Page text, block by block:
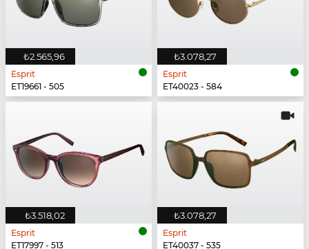
₺2.565,96
Esprit
ET19661 - 505
₺3.078,27
Esprit
ET40023 - 584
₺3.518,02
Esprit
ET17997 - 513
₺3.078,27
Esprit
ET40037 - 535